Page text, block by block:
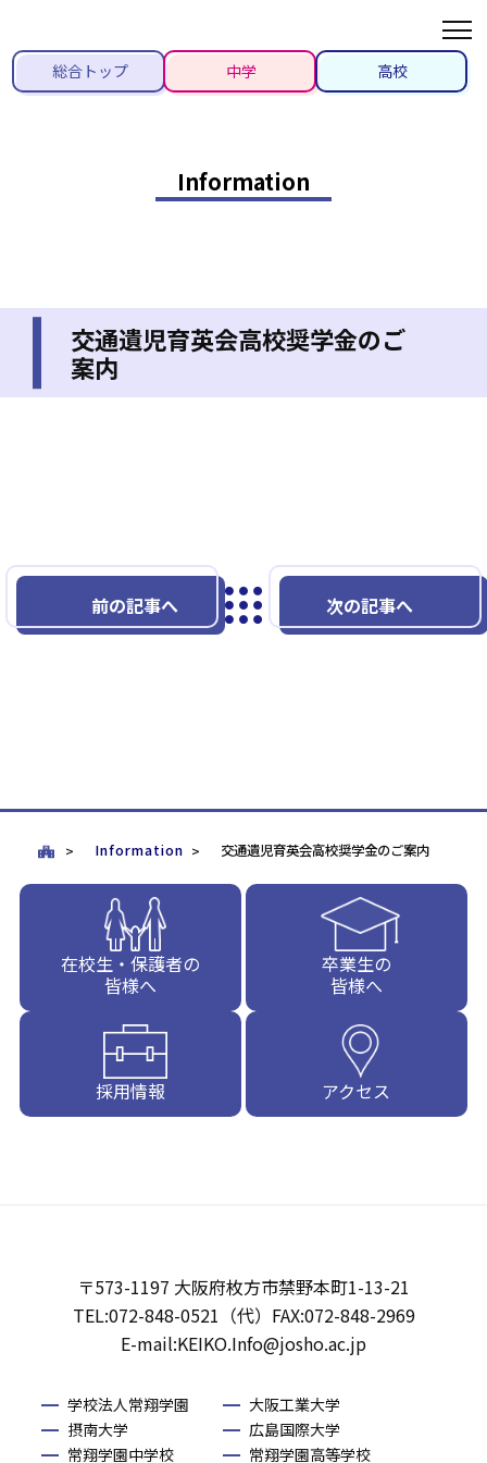
総合トップ 中学 高校
Information
交通遺児育英会高校奨学金のご
案内
前の記事へ 次の記事へ
Information 交通遺児育英会高校奨学金のご案内
在校生・保護者の
皆様へ
卒業生の
皆様へ
採用情報 アクセス
〒573-1197 大阪府枚方市禁野本町1-13-21
TEL:072-848-0521（代）FAX:072-848-2969
E-mail:KEIKO.Info@josho.ac.jp
学校法人常翔学園
大阪工業大学
摂南大学
広島国際大学
常翔学園中学校
常翔学園高等学校